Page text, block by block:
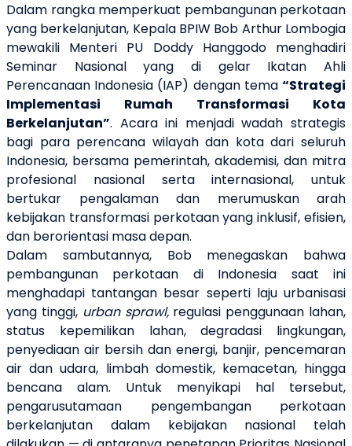
Dalam rangka memperkuat pembangunan perkotaan
yang berkelanjutan, Kepala BPIW Bob Arthur Lombogia
mewakili Menteri PU Doddy Hanggodo menghadiri
Seminar Nasional yang di gelar Ikatan Ahli
Perencanaan Indonesia (IAP) dengan tema “Strategi
Implementasi Rumah Transformasi Kota
Berkelanjutan”. Acara ini menjadi wadah strategis
bagi para perencana wilayah dan kota dari seluruh
Indonesia, bersama pemerintah, akademisi, dan mitra
profesional nasional serta internasional, untuk
bertukar pengalaman dan merumuskan arah
kebijakan transformasi perkotaan yang inklusif, efisien,
dan berorientasi masa depan.
Dalam sambutannya, Bob menegaskan bahwa
pembangunan perkotaan di Indonesia saat ini
menghadapi tantangan besar seperti laju urbanisasi
yang tinggi, urban sprawl,regulasi penggunaan lahan,
status kepemilikan lahan, degradasi lingkungan,
penyediaan air bersih dan energi, banjir, pencemaran
air dan udara, limbah domestik, kemacetan, hingga
bencana alam. Untuk menyikapi hal tersebut,
pengarusutamaan pengembangan perkotaan
berkelanjutan dalam kebijakan nasional telah